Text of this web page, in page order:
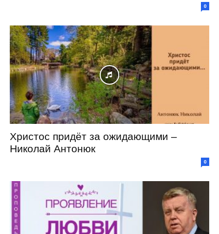
0
Христос придёт за ожидающими –
Николай Антонюк
0